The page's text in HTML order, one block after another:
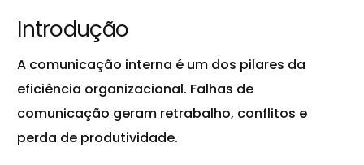
Introdução
A comunicação interna é um dos pilares da
eficiência organizacional. Falhas de
comunicação geram retrabalho, conflitos e
perda de produtividade.